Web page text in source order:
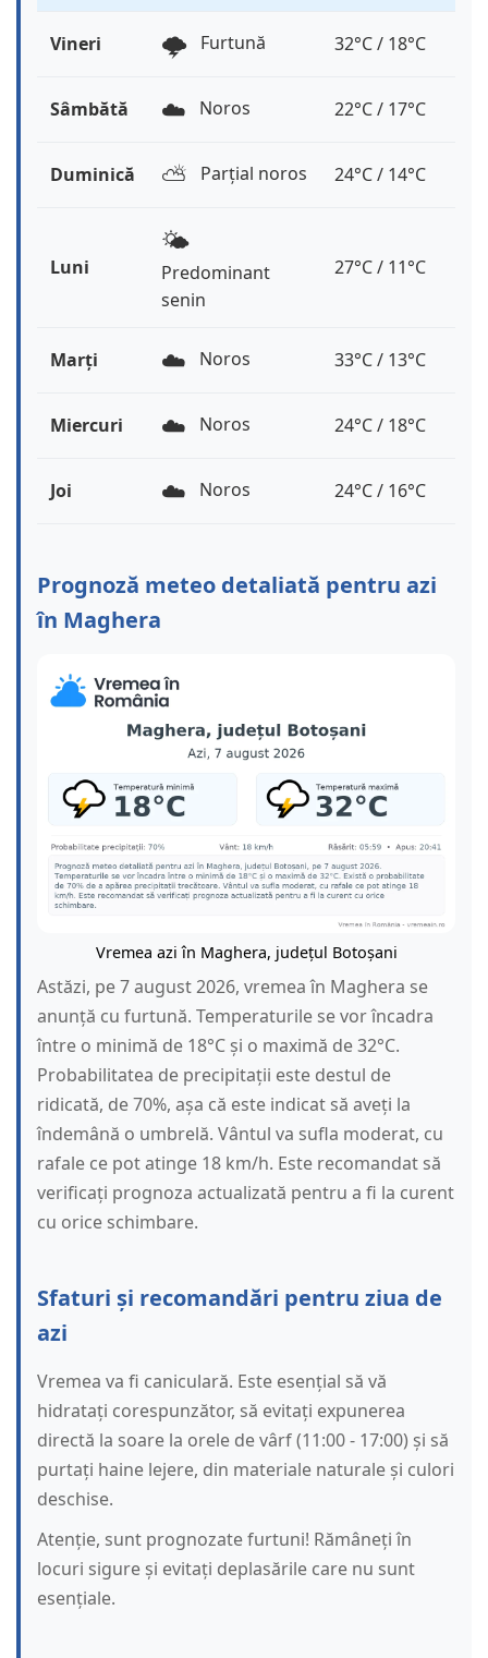
Vineri 🌩️ Furtună 32°C / 18°C
Sâmbătă ☁️ Noros 22°C / 17°C
Duminică ⛅️ Parțial noros 24°C / 14°C
Luni
🌤️
Predominant
senin
27°C / 11°C
Marți ☁️ Noros 33°C / 13°C
Miercuri ☁️ Noros 24°C / 18°C
Joi ☁️ Noros 24°C / 16°C
Prognoză meteo detaliată pentru azi
în Maghera
Vremea azi în Maghera, județul Botoșani
Astăzi, pe 7 august 2026, vremea în Maghera se
anunță cu furtună. Temperaturile se vor încadra
între o minimă de 18°C și o maximă de 32°C.
Probabilitatea de precipitații este destul de
ridicată, de 70%, așa că este indicat să aveți la
îndemână o umbrelă. Vântul va sufla moderat, cu
rafale ce pot atinge 18 km/h. Este recomandat să
verificați prognoza actualizată pentru a fi la curent
cu orice schimbare.
Sfaturi și recomandări pentru ziua de
azi
Vremea va fi caniculară. Este esențial să vă
hidratați corespunzător, să evitați expunerea
directă la soare la orele de vârf (11:00 - 17:00) și să
purtați haine lejere, din materiale naturale și culori
deschise.
Atenție, sunt prognozate furtuni! Rămâneți în
locuri sigure și evitați deplasările care nu sunt
esențiale.